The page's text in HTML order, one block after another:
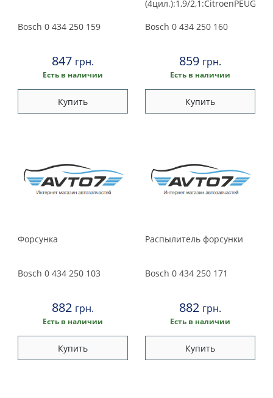
Bosch 0 434 250 159
847 грн.
Есть в наличии
Купить
(4цил.):1,9/2,1:CitroenPEUG
Bosch 0 434 250 160
859 грн.
Есть в наличии
Купить
Форсунка
Bosch 0 434 250 103
882 грн.
Есть в наличии
Купить
Распылитель форсунки
Bosch 0 434 250 171
882 грн.
Есть в наличии
Купить